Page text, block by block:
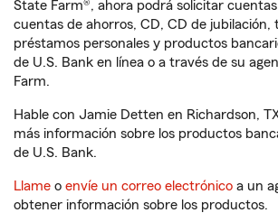
State Farm®, ahora podrá solicitar
cuentas de ahorros, CD, CD de jubilación,
préstamos personales y productos
de U.S. Bank en línea o a través de su
Farm.
Hable con Jamie Detten en Richardson,
más información sobre los productos
de U.S. Bank.
Llame o envíe un correo electrónico a un
obtener información sobre los productos.